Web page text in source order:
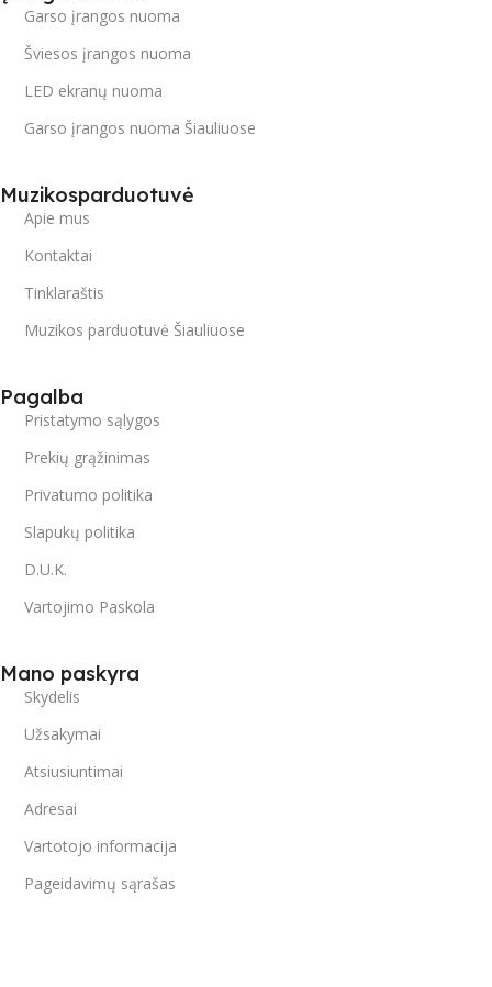
Garso įrangos nuoma
Šviesos įrangos nuoma
LED ekranų nuoma
Garso įrangos nuoma Šiauliuose
Muzikosparduotuvė
Apie mus
Kontaktai
Tinklaraštis
Muzikos parduotuvė Šiauliuose
Pagalba
Pristatymo sąlygos
Prekių grąžinimas
Privatumo politika
Slapukų politika
D.U.K.
Vartojimo Paskola
Mano paskyra
Skydelis
Užsakymai
Atsiusiuntimai
Adresai
Vartotojo informacija
Pageidavimų sąrašas